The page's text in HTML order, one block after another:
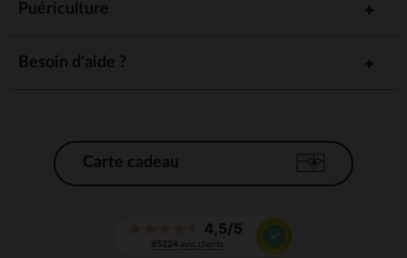
Puériculture
Besoin d'aide ?
Carte cadeau